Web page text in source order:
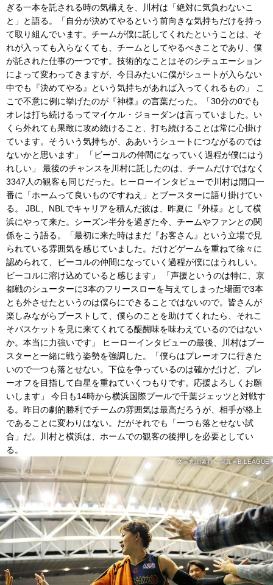
ぎる一本を託される時の気構えを、川村は「絶対に気負わないこ
と」と語る。「自分が決めてやるという前向きな気持ちだけを持っ
て取り組んでいます。チームが僕に託してくれたということは、そ
れが入っても入らなくても、チームとしてやるべきことであり、僕
が託された仕事の一つです。技術的なことはそのシチュエーション
によって変わってきますが、今日みたいに僕がシュートが入らない
中でも『決めてやる』という気持ちがあれば入ってくれるもの」 こ
こで不意に例に挙げたのが『神様』の言葉だった。「30分の0でも
オレは打ち続けるってマイケル・ジョーダンは言っていました。い
くら外れても果敢に攻め続けること、打ち続けることは常に心掛け
ています。そういう気持ちが、ああいうシュートにつながるのでは
ないかと思います」 「ビーコルの仲間になっていく過程が僕にはう
れしい」 最後のチャンスを川村に託したのは、チームだけではなく
3347人の観客も同じだった。ヒーローインタビューで川村は開口一
番に「ホームって良いものですねえ」とブースターに語り掛けてい
る。 JBL、NBLでキャリアを積んだ彼は、昨夏に『外様』として横
浜にやって来た。シーズン半分を過ぎた今、チームやファンとの関
係をこう語る。「最初に来た時はまだ『お客さん』という立場で見
られている雰囲気を感じていました。だけどゲームを重ねて徐々に
認められて、ビーコルの仲間になっていく過程が僕にはうれしい。
ビーコルに溶け込めていると感じます」 「声援というのは特に、京
都戦のシューターに3本のフリースローを与えてしまった場面で3本
とも外させたというのは僕らにできることではないので。皆さんが
楽しみながらブーストして、僕らのことを助けてくれたら、それこ
そバスケットを見に来てくれてる醍醐味を味わえているのではない
か。本当に力強いです」 ヒーローインタビューの最後、川村はブー
スターと一緒に戦う姿勢を強調した。「僕らはプレーオフに行きた
いので一つも落とせない。下位を争っているのは確かだけど、プレ
ーオフを目指して白星を重ねていくつもりです。応援よろしくお願
いします」 今日も14時から横浜国際プールで千葉ジェッツと対戦す
る。昨日の劇的勝利でチームの雰囲気は最高だろうが、相手が格上
であることに変わりはない。だがそれでも「一つも落とせない試
合」だ。川村と横浜は、ホームでの観客の後押しを必要としてい
る。
文＝丸山素行 写真＝B.LEAGUE